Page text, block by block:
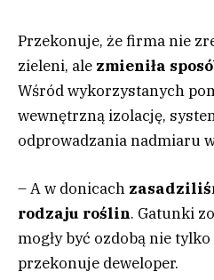
Przekonuje, że firma nie
zieleni, ale zmieniła
Wśród wykorzystanych
wewnętrzną izolację,
odprowadzania nadmiaru
– A w donicach
rodzaju roślin. Gatunki
mogły być ozdobą nie
przekonuje deweloper.